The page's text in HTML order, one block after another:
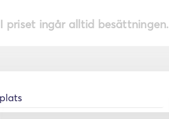
| I priset ingår alltid besättningen.